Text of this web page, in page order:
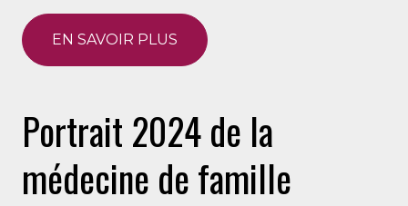
EN SAVOIR PLUS
Portrait 2024 de la
médecine de famille